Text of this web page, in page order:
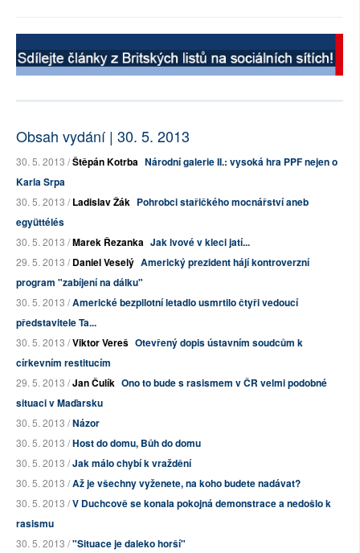
Obsah vydání | 30. 5. 2013
30. 5. 2013 /Štěpán Kotrba Národní galerie II.: vysoká hra PPF nejen o
Karla Srpa
30. 5. 2013 /Ladislav Žák Pohrobci stařičkého mocnářství aneb
együttélés
30. 5. 2013 /Marek Řezanka Jak lvové v kleci jatí...
29. 5. 2013 /Daniel Veselý Americký prezident hájí kontroverzní
program "zabíjení na dálku"
30. 5. 2013 /Americké bezpilotní letadlo usmrtilo čtyři vedoucí
představitele Ta...
30. 5. 2013 /Viktor Vereš Otevřený dopis ústavním soudcům k
církevním restitucím
29. 5. 2013 /Jan Čulík Ono to bude s rasismem v ČR velmi podobné
situaci v Maďarsku
30. 5. 2013 /Názor
30. 5. 2013 /Host do domu, Bůh do domu
30. 5. 2013 /Jak málo chybí k vraždění
30. 5. 2013 /Až je všechny vyženete, na koho budete nadávat?
30. 5. 2013 /V Duchcově se konala pokojná demonstrace a nedošlo k
rasismu
30. 5. 2013 /"Situace je daleko horší"